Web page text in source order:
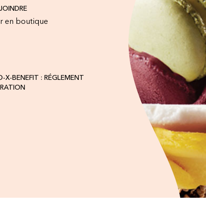
en boutique
X-BENEFIT : RÉGLEMENT